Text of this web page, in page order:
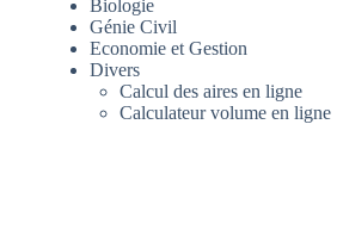
Biologie
Génie Civil
Economie et Gestion
Divers
Calcul des aires en ligne
Calculateur volume en ligne